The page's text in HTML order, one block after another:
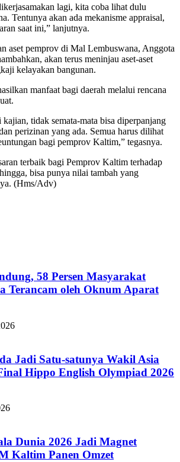
lagi, kita coba lihat dulu
Tentunya akan ada mekanisme appraisal,
saat ini,” lanjutnya.
aset pemprov di Mal Lembuswana, Anggota
akan terus meninjau aset-aset
kelayakan bangunan.
manfaat bagi daerah melalui rencana
kajian, tidak semata-mata bisa diperpanjang
perizinan yang ada. Semua harus dilihat
bagi pemprov Kaltim,” tegasnya.
terbaik bagi Pemprov Kaltim terhadap
bisa punya nilai tambah yang
(Hms/Adv)
58 Persen Masyarakat
Terancam oleh Oknum Aparat
Jadi Satu-satunya Wakil Asia
Hippo English Olympiad 2026
Dunia 2026 Jadi Magnet
Kaltim Panen Omzet